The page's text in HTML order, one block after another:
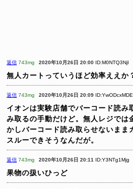
返信 743mg 2020年10月26日 20:00 ID:M0NTQ3NjI
無人カートっていうほど効率ええか
返信 743mg 2020年10月26日 20:09 ID:YwODcxMDE
イオンは実験店舗でバーコード読み
み取るの手動だけど。無人レジでは
かしバーコード読み取らせないまま
スルーできそうなんだが。
返信 743mg 2020年10月26日 20:11 ID:Y3NTg1Mjg
果物の扱いひっど